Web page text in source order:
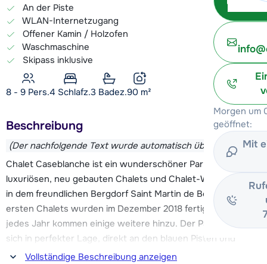
Morgen um
geöffnet:
Mit
An der Piste
WLAN-Internetzugang
Offener Kamin / Holzofen
Waschmaschine
Skipass inklusive
8 - 9 Pers.4 Schlafz.3 Badez.90 m²
Beschreibung
(Der nachfolgende Text wurde automatisch übersetzt)
Chalet Caseblanche ist ein wunderschöner Park mit
luxuriösen, neu gebauten Chalets und Chalet-Wohnungen
in dem freundlichen Bergdorf Saint Martin de Belleville. Die
ersten Chalets wurden im Dezember 2018 fertiggestellt, und
jedes Jahr kommen einige weitere hinzu. Der Park befindet
sich in perfekter Lage, direkt an den blauen Pisten und
direkt oberhalb der Talstation der Kabinenbahn Saint Martin
Vollständige Beschreibung anzeigen